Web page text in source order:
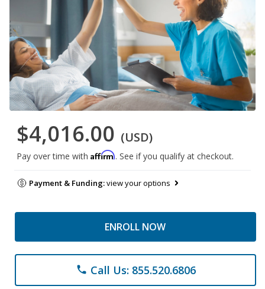
$4,016.00 (USD)
Pay over time with Affirm. See if you qualify at checkout.
Payment & Funding:view your options
ENROLL NOW
phone Call Us: 855.520.6806